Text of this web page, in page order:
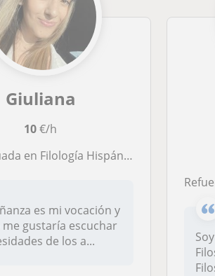
Giuliana
10€/h
prácticas de alumnos de ESO. Me ofrezco para dar clases online de Enseñanza de Español, así como de apoyo en Lengua y Literatura. Me adapto a tus necesidades y a tu nivel.
es mi vocación y
gustaría escuchar
de los a...